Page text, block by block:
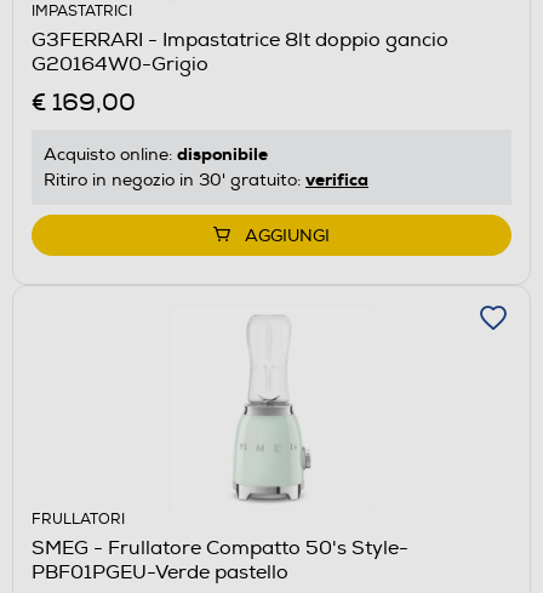
IMPASTATRICI
G3FERRARI - Impastatrice 8lt doppio gancio
G20164W0-Grigio
€ 169,00
Acquisto online: disponibile
Ritiro in negozio in 30' gratuito: verifica
AGGIUNGI
FRULLATORI
SMEG - Frullatore Compatto 50's Style-
PBF01PGEU-Verde pastello